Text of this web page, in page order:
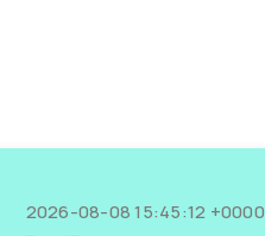
2026-08-08 15:45:12 +0000